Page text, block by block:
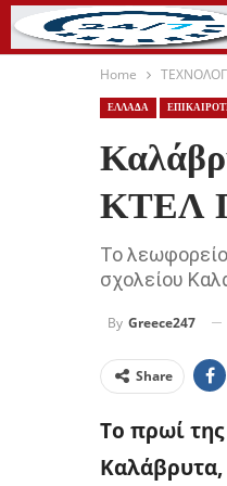
Home
ΕΛΛΑΔΑ
ΚΤΕΛ
Το
σχολείου
By Greece247
Share
Το πρωί